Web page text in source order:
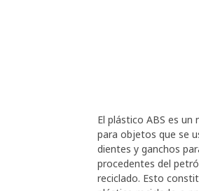
El plástico ABS es
para objetos que se
dientes y ganchos
procedentes del
reciclado. Esto